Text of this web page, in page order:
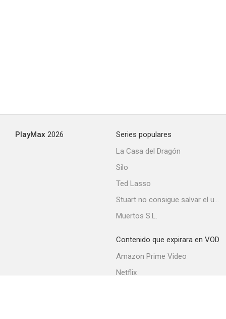
PlayMax 2026
Series populares
La Casa del Dragón
Silo
Ted Lasso
Stuart no consigue salvar el universo
Muertos S.L.
Contenido que expirara en VOD
Amazon Prime Video
Netflix